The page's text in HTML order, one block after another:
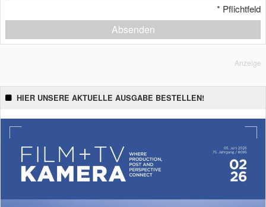
* Pflichtfeld
Absenden
Anzeige
HIER UNSERE AKTUELLE AUSGABE BESTELLEN!